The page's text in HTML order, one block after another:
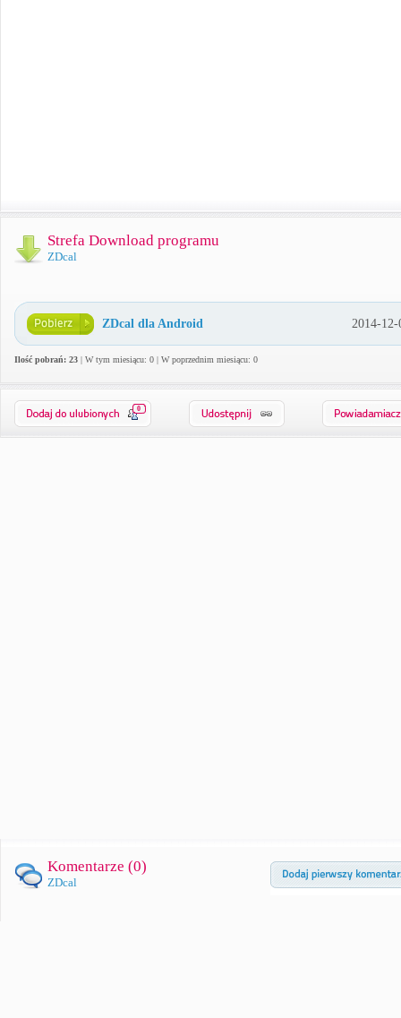
Strefa Download programu
ZDcal
ZDcal dla Android 2014-12-
Ilość pobrań: 23 | W tym miesiącu: 0 | W poprzednim miesiącu: 0
0
Komentarze (0)
ZDcal